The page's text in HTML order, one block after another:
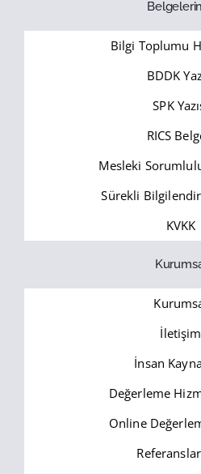
Bilgi Toplumu
BDDK
SPK
RICS
Mesleki
Sürekli
KVKK
İletişim
İnsan
Değerleme
Online